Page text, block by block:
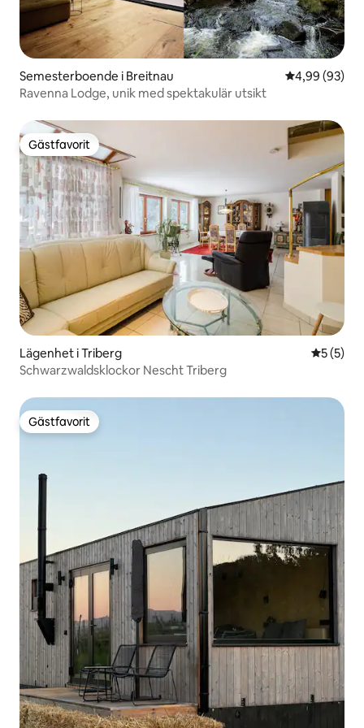
Semesterboende i Breitnau 4,99 av 5 i
4,99 (93)
Ravenna Lodge, unik med spektakulär utsikt
Gästfavorit
Gästfavorit
Lägenhet i Triberg 5 av 5 i
5 (5)
Schwarzwaldsklockor Nescht Triberg
Gästfavorit
Gästfavorit